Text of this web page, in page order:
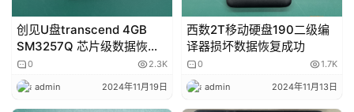
创见U盘transcend 4GB
SM3257Q 芯片级数据恢复
成功
0 2.3K
admin 2024年11月19日
西数2T移动硬盘190二级编
译器损坏数据恢复成功
0 1.7K
admin 2024年11月13日